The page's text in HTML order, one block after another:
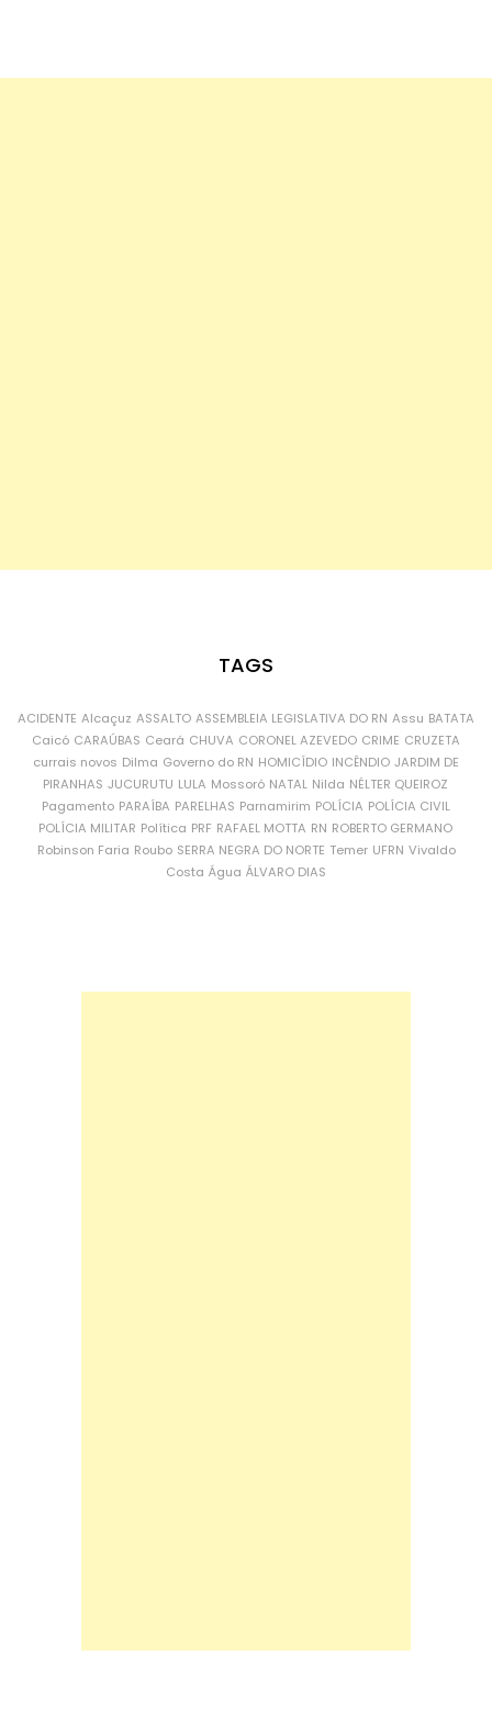
TAGS
ACIDENTE Alcaçuz ASSALTO ASSEMBLEIA LEGISLATIVA DO RN Assu BATATA
Caicó CARAÚBAS Ceará CHUVA CORONEL AZEVEDO CRIME CRUZETA
currais novos Dilma Governo do RN HOMICÍDIO INCÊNDIO JARDIM DE
PIRANHAS JUCURUTU LULA Mossoró NATAL Nilda NÉLTER QUEIROZ
Pagamento PARAÍBA PARELHAS Parnamirim POLÍCIA POLÍCIA CIVIL
POLÍCIA MILITAR Política PRF RAFAEL MOTTA RN ROBERTO GERMANO
Robinson Faria Roubo SERRA NEGRA DO NORTE Temer UFRN Vivaldo
Costa Água ÁLVARO DIAS